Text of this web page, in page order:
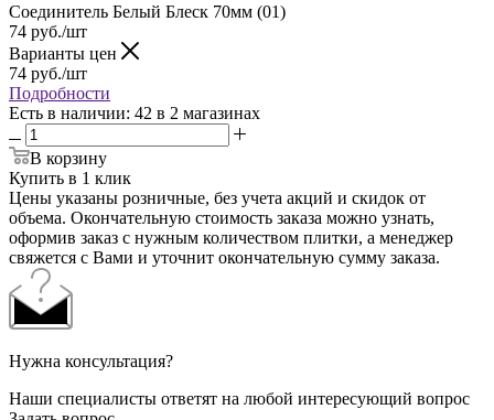
Соединитель Белый Блеск 70мм (01)
74 руб./шт
Варианты цен
74 руб./шт
Подробности
Есть в наличии: 42 в 2 магазинах
В корзину
Купить в 1 клик
Цены указаны розничные, без учета акций и скидок от
объема. Окончательную стоимость заказа можно узнать,
оформив заказ с нужным количеством плитки, а менеджер
свяжется с Вами и уточнит окончательную сумму заказа.
Нужна консультация?
Наши специалисты ответят на любой интересующий вопрос